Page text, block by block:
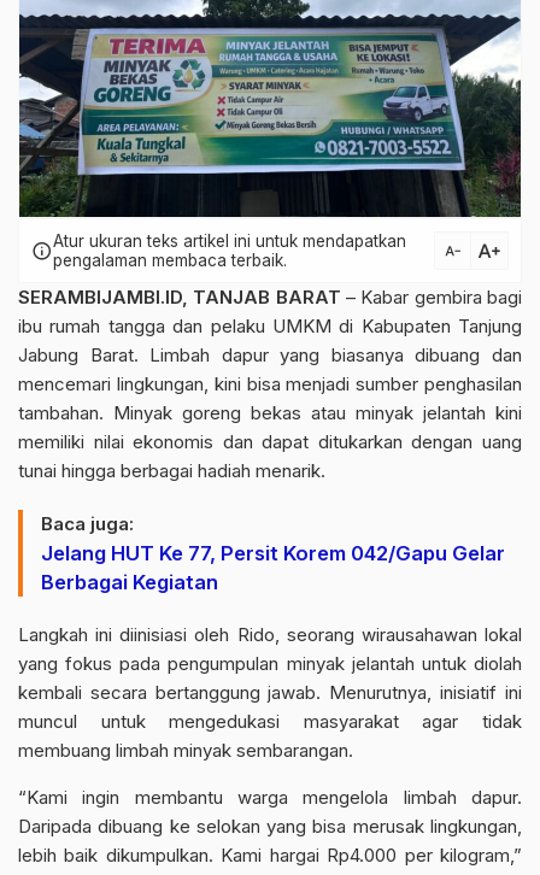
infoAtur ukuran teks artikel ini untuk mendapatkan
pengalaman membaca terbaik.
text_decrease text_increase
SERAMBIJAMBI.ID, TANJAB BARAT – Kabar gembira bagi
ibu rumah tangga dan pelaku UMKM di Kabupaten Tanjung
Jabung Barat. Limbah dapur yang biasanya dibuang dan
mencemari lingkungan, kini bisa menjadi sumber penghasilan
tambahan. Minyak goreng bekas atau minyak jelantah kini
memiliki nilai ekonomis dan dapat ditukarkan dengan uang
tunai hingga berbagai hadiah menarik.
Baca juga:
Jelang HUT Ke 77, Persit Korem 042/Gapu Gelar
Berbagai Kegiatan
Langkah ini diinisiasi oleh Rido, seorang wirausahawan lokal
yang fokus pada pengumpulan minyak jelantah untuk diolah
kembali secara bertanggung jawab. Menurutnya, inisiatif ini
muncul untuk mengedukasi masyarakat agar tidak
membuang limbah minyak sembarangan.
“Kami ingin membantu warga mengelola limbah dapur.
Daripada dibuang ke selokan yang bisa merusak lingkungan,
lebih baik dikumpulkan. Kami hargai Rp4.000 per kilogram,”